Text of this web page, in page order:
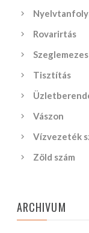
Rovarirtás
Tisztítás
Vászon
Vízvezeték
Zöld szám
ARCHIVUM